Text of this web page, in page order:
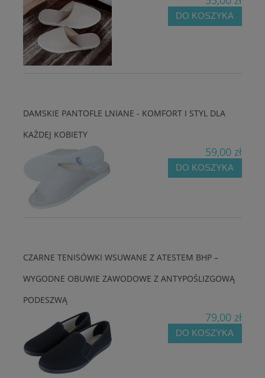
DO KOSZYKA
DAMSKIE PANTOFLE LNIANE - KOMFORT I STYL DLA
KAŻDEJ KOBIETY
59,00 zł
DO KOSZYKA
CZARNE TENISÓWKI WSUWANE Z ATESTEM BHP –
WYGODNE OBUWIE ZAWODOWE Z ANTYPOŚLIZGOWĄ
PODESZWĄ
79,00 zł
DO KOSZYKA